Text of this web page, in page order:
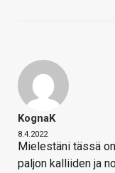
KognaK
8.4.2022
Mielestäni tässä
paljon kalliiden ja